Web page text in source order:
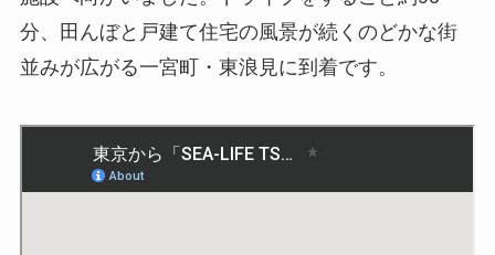
分、田んぼと戸建て住宅の風景が続くのどかな街
並みが広がる一宮町・東浪見に到着です。